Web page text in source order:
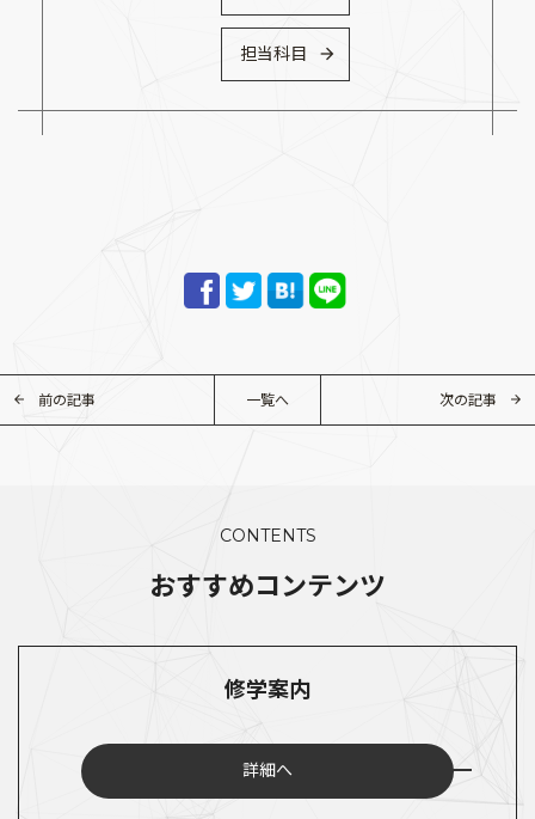
担当科目
前の記事 一覧へ 次の記事
CONTENTS
おすすめコンテンツ
修学案内
詳細へ